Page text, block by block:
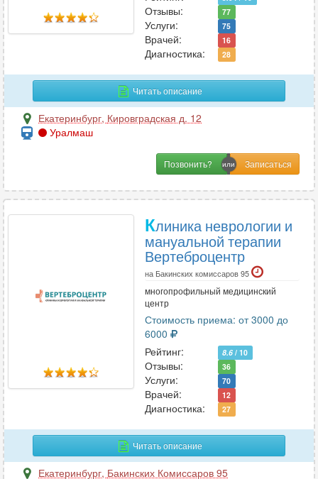
Профпатология
Пульмонология 21
Реаниматология 12
Ревматология
12
Скорая медицинская помощь
Сомнология
Отзывы: 77
Услуги: 75
Врачей: 16
Диагностика: 28
Читать описание
Екатеринбург, Кировградская д. 12
Уралмаш
Позвонить?
Клиника неврологии и
мануальной терапии
Вертеброцентр
на Бакинских комиссаров 95
многопрофильный медицинский
центр
Стоимость приема: от 3000 до
6000
Рейтинг:
8.6 / 10
Отзывы: 36
Услуги: 70
Врачей: 12
Диагностика: 27
Читать описание
Екатеринбург, Бакинских Комиссаров 95